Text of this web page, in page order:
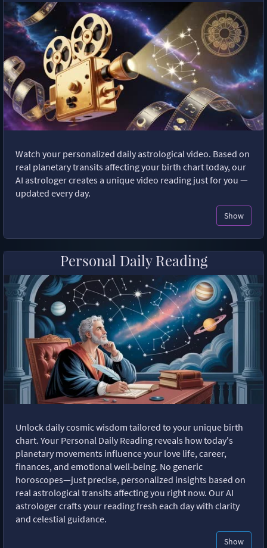
Watch your personalized daily astrological video. Based on
real planetary transits affecting your birth chart today, our
AI astrologer creates a unique video reading just for you —
updated every day.
Show
Personal Daily Reading
Unlock daily cosmic wisdom tailored to your unique birth
chart. Your Personal Daily Reading reveals how today's
planetary movements influence your love life, career,
finances, and emotional well-being. No generic
horoscopes—just precise, personalized insights based on
real astrological transits affecting you right now. Our AI
astrologer crafts your reading fresh each day with clarity
and celestial guidance.
Show